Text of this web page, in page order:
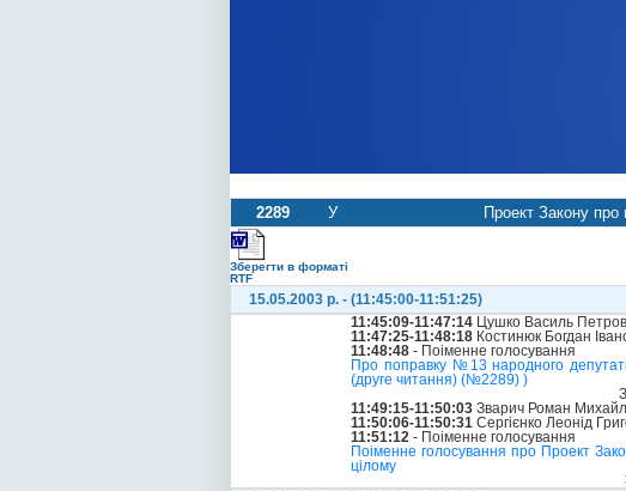
2289 У Проект Закону про
Зберегти в форматі
RTF
15.05.2003 р. - (11:45:00-11:51:25)
11:45:09-11:47:14 Цушко Василь
11:47:25-11:48:18 Костинюк Богдан
11:48:48 - Поіменне голосування
Про поправку №13 народного
(друге читання) (№2289) )
11:49:15-11:50:03 Зварич Роман
11:50:06-11:50:31 Сергієнко Леонід
11:51:12 - Поіменне голосування
Поіменне голосування про Проект
цілому